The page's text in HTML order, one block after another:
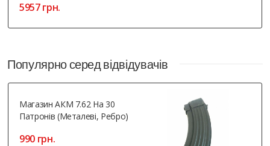
5957 грн.
Популярно серед відвідувачів
Магазин АКМ 7.62 На 30
Патронів (металеві, Ребро)
990 грн.